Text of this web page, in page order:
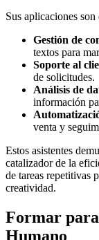
Sus aplicaciones
Gestión de
textos para
Soporte al
de solicitudes.
Análisis de
información
venta y
Estos asistentes
catalizador de la
de tareas repetitivas
creatividad.
Formar
Humano